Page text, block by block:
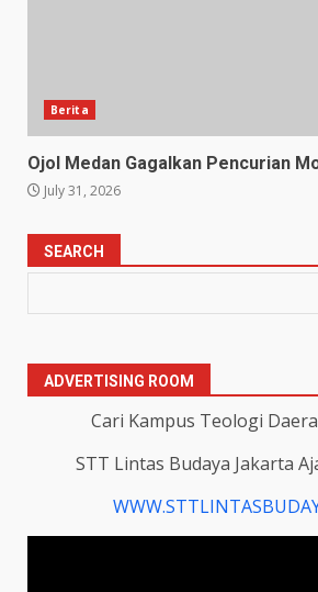
Berita
Ojol Medan Gagalkan Pencurian
July 31, 2026
SEARCH
ADVERTISING ROOM
Cari Kampus Teologi
STT Lintas Budaya Jakarta